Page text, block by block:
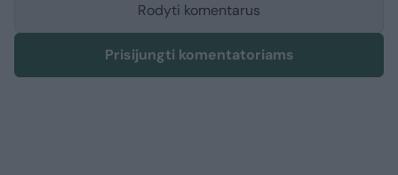
Rodyti komentarus
Prisijungti komentatoriams